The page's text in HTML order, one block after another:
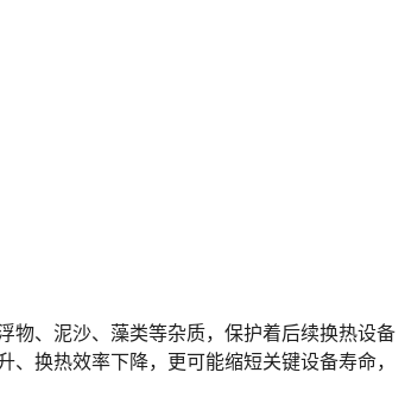
物、泥沙、藻类等杂质，保护着后续换热设备
、换热效率下降，更可能缩短关键设备寿命，